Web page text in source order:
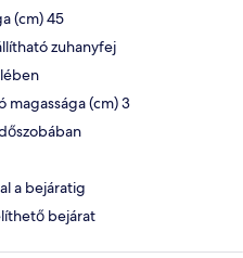
(cm) 45
zuhanyfej
magassága (cm) 3
a bejáratig
bejárat